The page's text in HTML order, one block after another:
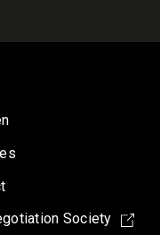
Society